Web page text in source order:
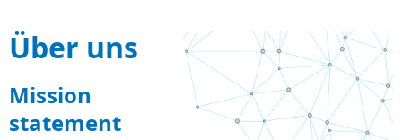
Über uns
Mission
statement